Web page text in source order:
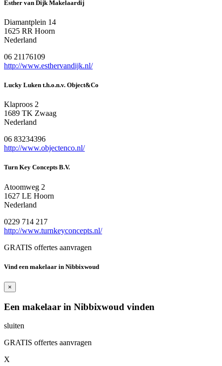
Esther van Dijk Makelaardij
Diamantplein 14
1625 RR Hoorn
Nederland
06 21176109
http://www.esthervandijk.nl/
Lucky Luken t.h.o.n.v. Object&Co
Klaproos 2
1689 TK Zwaag
Nederland
06 83234396
http://www.objectenco.nl/
Turn Key Concepts B.V.
Atoomweg 2
1627 LE Hoorn
Nederland
0229 714 217
http://www.turnkeyconcepts.nl/
GRATIS offertes aanvragen
Vind een makelaar in Nibbixwoud
×
Een makelaar in Nibbixwoud vinden
sluiten
GRATIS offertes aanvragen
X